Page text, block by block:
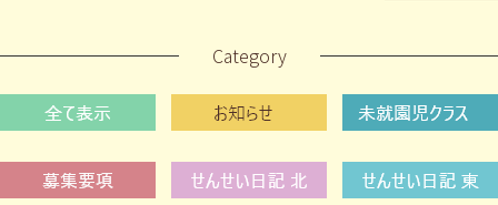
Category